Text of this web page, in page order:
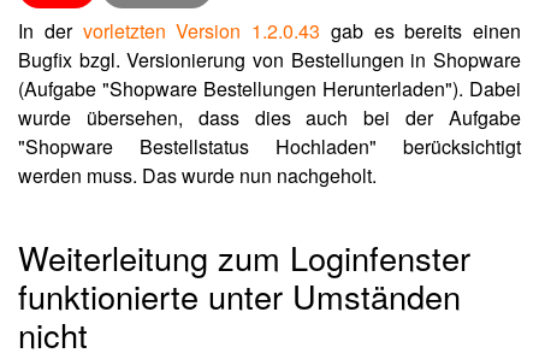
In der vorletzten Version 1.2.0.43 gab es bereits einen
Bugfix bzgl. Versionierung von Bestellungen in Shopware
(Aufgabe "Shopware Bestellungen Herunterladen"). Dabei
wurde übersehen, dass dies auch bei der Aufgabe
"Shopware Bestellstatus Hochladen" berücksichtigt
werden muss. Das wurde nun nachgeholt.
Weiterleitung zum Loginfenster
funktionierte unter Umständen
nicht